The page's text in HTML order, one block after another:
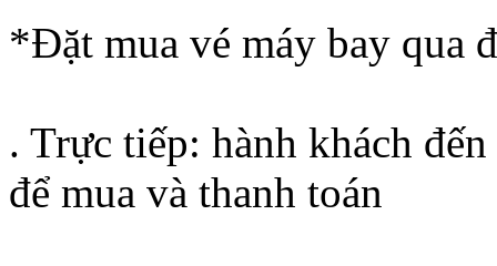
*Đặt mua vé máy bay qua
. Trực tiếp: hành khách
để mua và thanh toán